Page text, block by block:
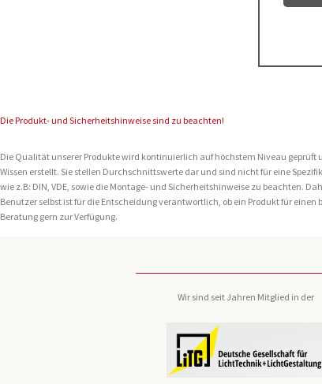
Die Produkt- und Sicherheitshinweise sind zu beachten!
Die Qualität unserer Produkte wird kontinuierlich auf höchstem Niveau
Wissen erstellt. Sie stellen Durchschnittswerte dar und sind nicht für eine
wie z.B: DIN, VDE, sowie die Montage- und Sicherheitshinweise zu beachten.
Benutzer selbst ist für die Entscheidung verantwortlich, ob ein Produkt für
Beratung gern zur Verfügung.
Wir sind seit Jahren Mitglied in der